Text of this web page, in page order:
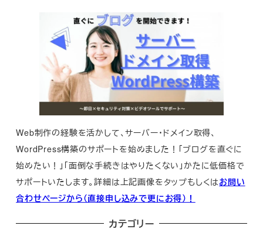
Web制作の経験を活かして、サーバー・ドメイン取得、
WordPress構築のサポートを始めました！「ブログを直ぐに
始めたい！」「面倒な手続きはやりたくない」かたに低価格で
サポートいたします。詳細は上記画像をタップもしくはお問い
合わせページから（直接申し込みで更にお得）！
カテゴリー